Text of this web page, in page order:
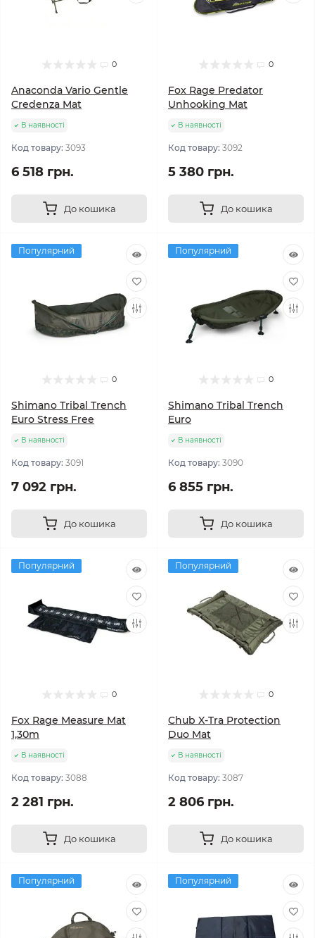
0
Anaconda Vario Gentle
Credenza Mat
В наявності
Код товару: 3093
6 518 грн.
До кошика
0
Fox Rage Predator
Unhooking Mat
В наявності
Код товару: 3092
5 380 грн.
До кошика
Популярний
0
Shimano Tribal Trench
Euro Stress Free
В наявності
Код товару: 3091
7 092 грн.
До кошика
Популярний
0
Shimano Tribal Trench
Euro
В наявності
Код товару: 3090
6 855 грн.
До кошика
Популярний
0
Fox Rage Measure Mat
1,30m
В наявності
Код товару: 3088
2 281 грн.
До кошика
Популярний
0
Chub X-Tra Protection
Duo Mat
В наявності
Код товару: 3087
2 806 грн.
До кошика
Популярний Популярний